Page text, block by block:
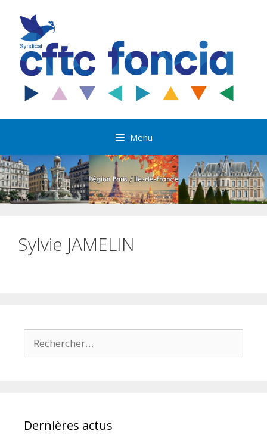
contenu
Menu
Sylvie JAMELIN
Dernières actus